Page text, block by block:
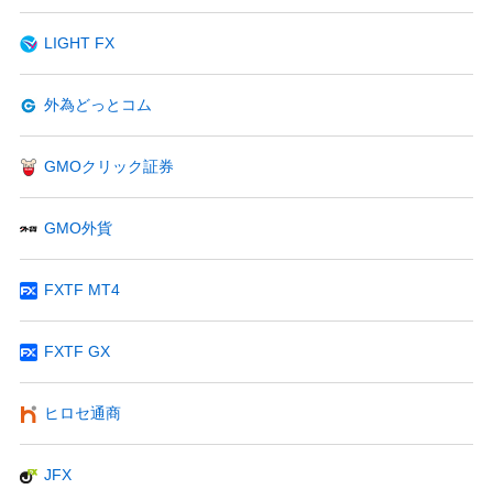
LIGHT FX
外為どっとコム
GMOクリック証券
GMO外貨
FXTF MT4
FXTF GX
ヒロセ通商
JFX